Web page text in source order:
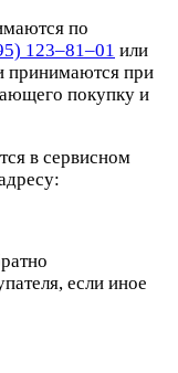
по
123–81–01 или
принимаются при
покупку и
в сервисном
если иное